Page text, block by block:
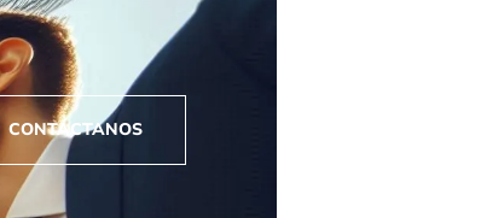
CONTÁCTANOS